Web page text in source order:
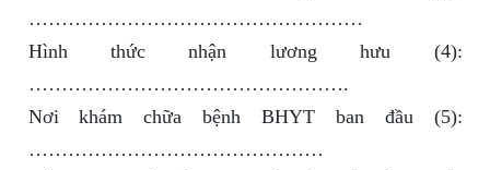
……………………………………………
Hình thức nhận lương hưu (4):
………………………………………….
Nơi khám chữa bệnh BHYT ban đầu (5):
………………………………………